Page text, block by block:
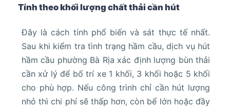
Tính theo khối lượng chất thải cần hút
Đây là cách tính phổ biến và sát thực tế nhất.
Sau khi kiểm tra tình trạng hầm cầu, dịch vụ hút
hầm cầu phường Bà Rịa xác định lượng bùn thải
cần xử lý để bố trí xe 1 khối, 3 khối hoặc 5 khối
cho phù hợp. Nếu công trình chỉ cần hút lượng
nhỏ thì chi phí sẽ thấp hơn, còn bể lớn hoặc đầy